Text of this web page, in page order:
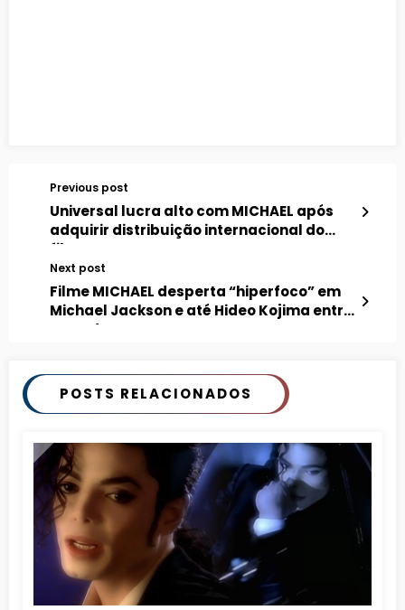
Previous post
Universal lucra alto com MICHAEL após
adquirir distribuição internacional do
filme
Next post
Filme MICHAEL desperta “hiperfoco” em
Michael Jackson e até Hideo Kojima entra
na onda
POSTS RELACIONADOS